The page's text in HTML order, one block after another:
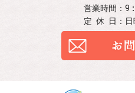
営業時間：
定休 日：